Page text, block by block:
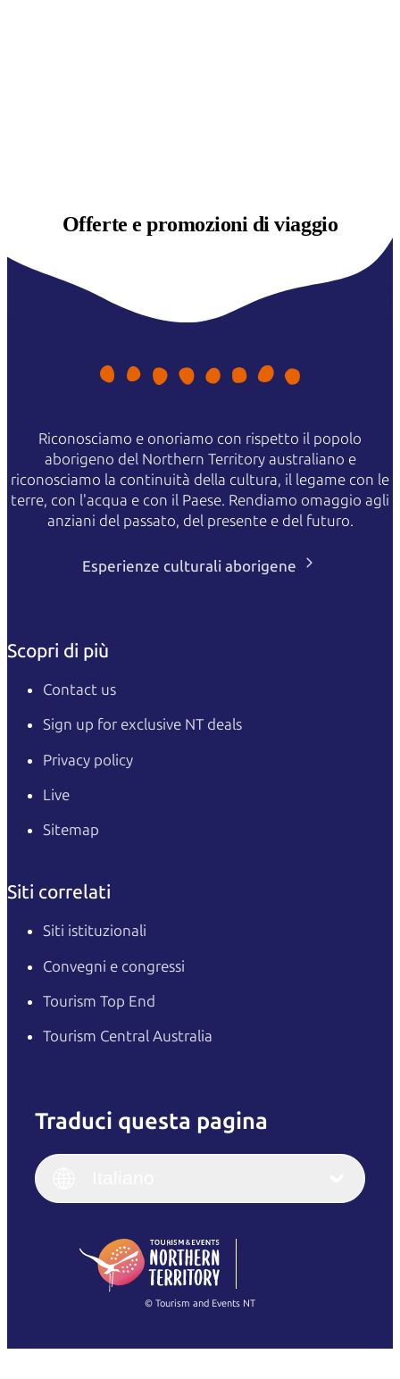
Offerte epromozioni di viaggio
Riconosciamo e onoriamo con rispetto il popolo
aborigeno del Northern Territory australiano e
riconosciamo la continuità della cultura, il legame con le
terre, con l'acqua e con il Paese. Rendiamo omaggio agli
anziani del passato, del presente e del futuro.
Esperienze culturali aborigene
Scopri di più
Contact us
Sign up for exclusive NT deals
Privacy policy
Live
Sitemap
Siti correlati
Siti istituzionali
Convegni e congressi
Tourism Top End
Tourism Central Australia
Traduci questa pagina
English
(Singapore)
Italiano
繁體中文
© Tourism and Events NT